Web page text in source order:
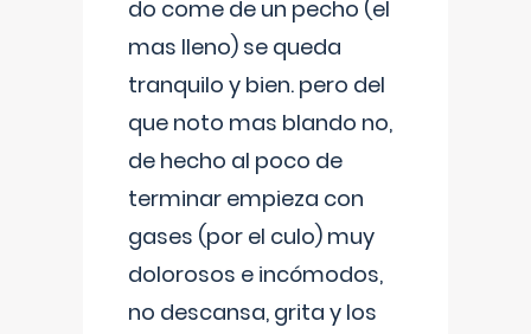
do come de un pecho (el
mas lleno) se queda
tranquilo y bien. pero del
que noto mas blando no,
de hecho al poco de
terminar empieza con
gases (por el culo) muy
dolorosos e incómodos,
no descansa, grita y los